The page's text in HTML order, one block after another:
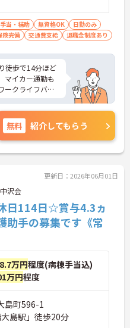
当・補助 無資格OK
日勤のみ
険完備 交通費支給 退職金制度あり
徒歩で14分ほど
マイカー通勤も
ークライフバラ
かりと反映さ
す。
トなど、さらに
にご相談くださ
無料 紹介してもらう
更新日：2026年06月01日
沢会
日114日☆賞与4.3ヵ
助手の募集です《常
万円程度(病棟手当込)
万円程度
島町596-1
島駅」徒歩20分